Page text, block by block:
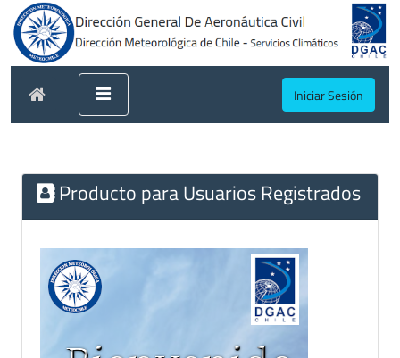
Iniciar Sesión
Producto para Usuarios Registrados